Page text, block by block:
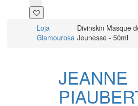
Loja
Glamourosa
Divinskin Masque
Jeunesse - 50ml
JEANNE